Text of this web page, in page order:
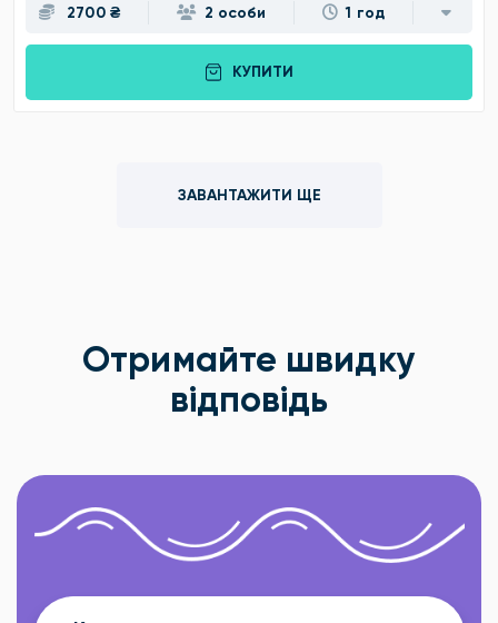
2700 ₴ 2 особи 1 год
КУПИТИ
ЗАВАНТАЖИТИ ЩЕ
Отримайте швидку
відповідь